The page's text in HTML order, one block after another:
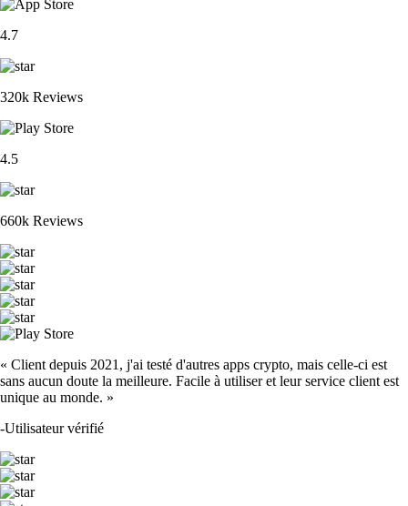
4.7
320k Reviews
4.5
660k Reviews
« Client depuis 2021, j'ai testé d'autres apps crypto, mais celle-ci est
sans aucun doute la meilleure. Facile à utiliser et leur service client est
unique au monde. »
-Utilisateur vérifié